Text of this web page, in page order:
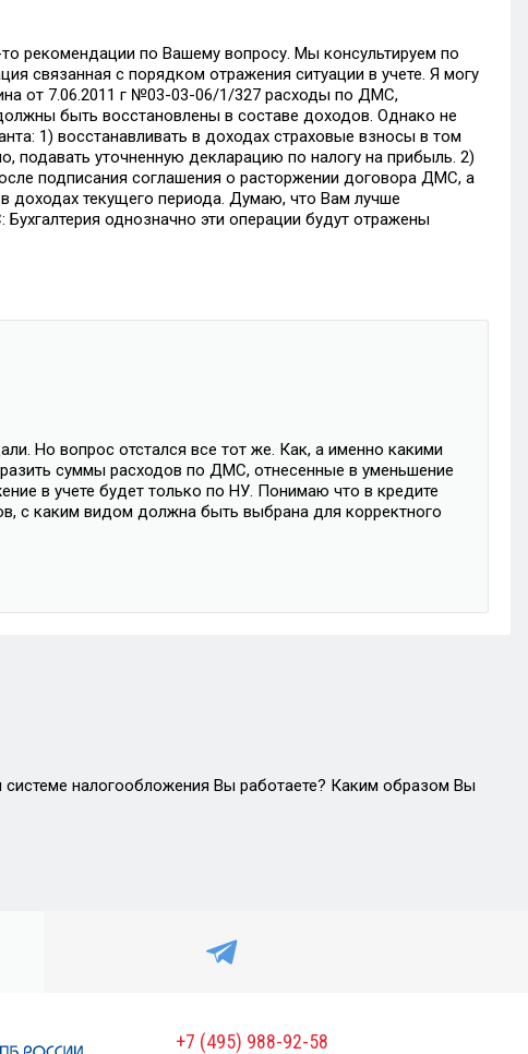
рекомендации по Вашему вопросу. Мы консультируем по
связанная с порядком отражения ситуации в учете. Я могу
от 7.06.2011 г №03-03-06/1/327 расходы по ДМС,
быть восстановлены в составе доходов. Однако не
1) восстанавливать в доходах страховые взносы в том
подавать уточненную декларацию по налогу на прибыль. 2)
подписания соглашения о расторжении договора ДМС, а
доходах текущего периода. Думаю, что Вам лучше
однозначно эти операции будут отражены
Но вопрос отстался все тот же. Как, а именно какими
суммы расходов по ДМС, отнесенные в уменьшение
в учете будет только по НУ. Понимаю что в кредите
с каким видом должна быть выбрана для корректного
налогообложения Вы работаете? Каким образом Вы
+7 (495) 988-92-58